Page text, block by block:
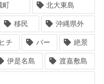
町 北大東島
移民 沖縄県外
チ バー 絶景
伊是名島 渡嘉敷島